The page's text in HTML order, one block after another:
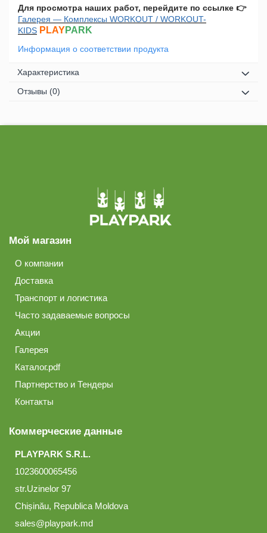
Для просмотра наших работ, перейдите по ссылке 👉
Галерея — Комплексы WORKOUT / WORKOUT-
KIDS PLAYPARK
Информация о соответствии продукта
Характеристика
Отзывы (0)
Мой магазин
О компании
Доставка
Транспорт и логистика
Часто задаваемые вопросы
Акции
Галерея
Каталог.pdf
Партнерство и Тендеры
Контакты
Коммерческие данные
PLAYPARK S.R.L.
1023600065456
str.Uzinelor 97
Chișinău, Republica Moldova
sales@playpark.md